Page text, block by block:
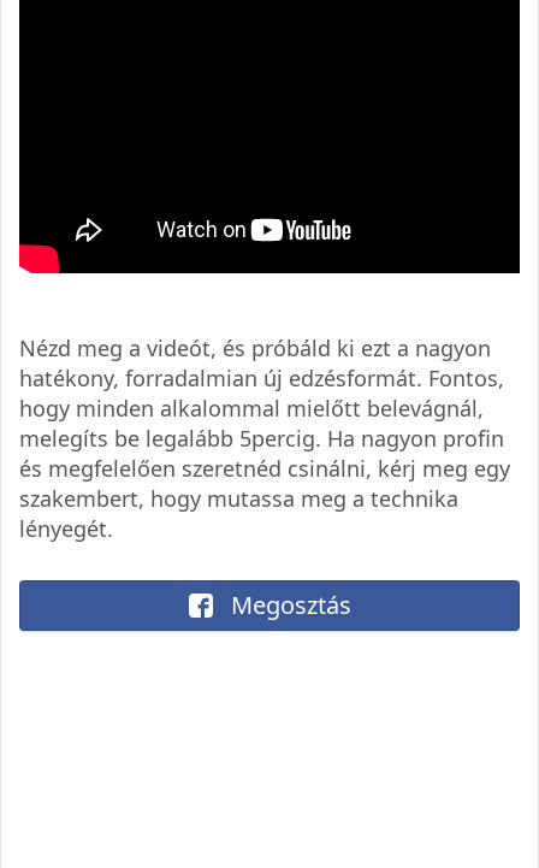
Nézd meg a videót, és próbáld ki ezt a nagyon
hatékony, forradalmian új edzésformát. Fontos,
hogy minden alkalommal mielőtt belevágnál,
melegíts be legalább 5percig. Ha nagyon profin
és megfelelően szeretnéd csinálni, kérj meg egy
szakembert, hogy mutassa meg a technika
lényegét.
Megosztás